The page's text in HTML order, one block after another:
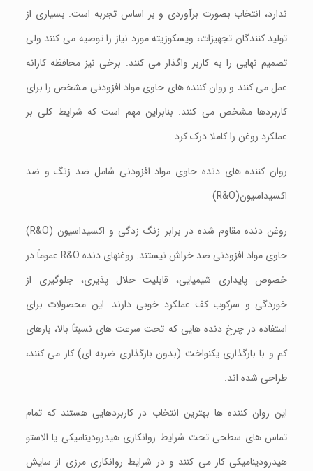
ندارد، انتخاب بصورت برآوردی و بر اساس تجربه است. بسیاری از
تولید کنندگان تجهیزات، ویسکوزیته مورد نیاز را توصيه می کنند ولی
تصمیم نهايی را به کاربر واگذار می کنند. برخی نيز محافظه کارانه
عمل می کنند و روان کننده های حاوی مواد افزودنی مشخض را برای
کاربردها مشخص می کنند. بنابراین مهم است که شرایط کلی بر
عملکرد روغن را کاملا درک کرد .
روان کننده های دنده حاوی مواد افزودنی شامل ضد زنگ و ضد
اکسیداسیون(R&O)
روغن دنده مقاوم شده در برابر زنگ زدگی و اکسیداسیون (R&O)
حاوی مواد افزودنی ضد خراش نیستند. روغنهای دنده R&O عموماً در
خصوص پایداری شیمیایی، قابلیت حلال پذیری، جلوگیری از
خوردگی و سرکوب کف عملکرد خوبی دارند. این محصولات برای
استفاده در چرخ دنده هایی که تحت سرعت های نسبتاً بالا، بارهای
کم و با بارگذاری یکنواخت (بدون بارگذاری ضربه ای) کار می کنند،
طراحی شده اند.
این روان کننده ها بهترین انتخاب در کاربردهایی هستند که تمام
تماس های سطحی تحت شرایط روانکاری هیدرودینامیکی یا الاستو
هیدرودینامیکی کار می کنند و در شرایط روانکاری مرزی از سایش